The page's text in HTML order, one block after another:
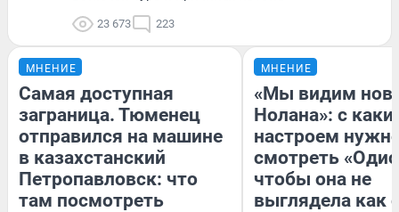
23 673 223
МНЕНИЕ
Самая доступная
заграница. Тюменец
отправился на машине
в казахстанский
Петропавловск: что
там посмотреть
МНЕНИЕ
«Мы видим
Нолана»: с
настроем
смотреть
чтобы она не
выглядела как